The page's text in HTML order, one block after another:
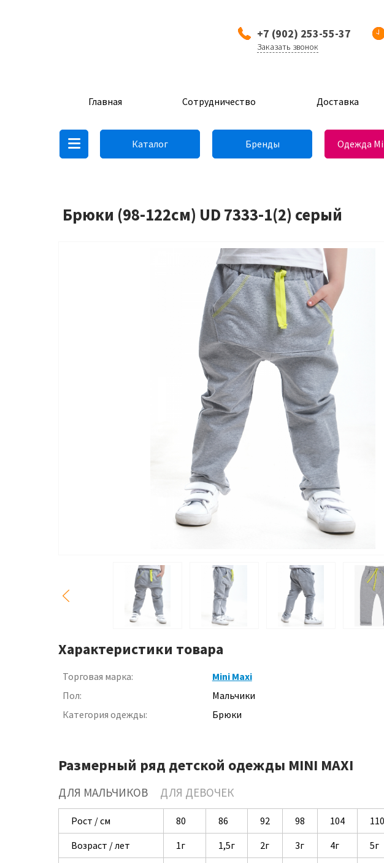
+7 (902) 253-55-37
Заказать звонок
Главная Сотрудничество Доставка
Каталог Бренды Одежда
Брюки (98-122см) UD 7333-1(2) серый
Характеристики товара
Торговая марка:
Mini Maxi
Пол:
Мальчики
Категория одежды:
Брюки
Размерный ряд детской одежды MINI MAXI
ДЛЯ МАЛЬЧИКОВ ДЛЯ ДЕВОЧЕК
Рост / см 80 86 92 98 104 110
Возраст / лет
1г 1,5г 2г 3г 4г 5г